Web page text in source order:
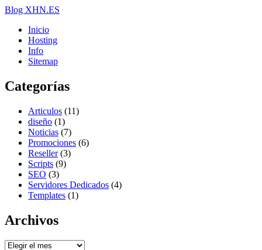
Blog XHN.ES
Inicio
Hosting
Info
Sitemap
Categorías
Articulos (11)
diseño (1)
Noticias (7)
Promociones (6)
Reseller(3)
Scripts (9)
SEO (3)
Servidores Dedicados (4)
Templates (1)
Archivos
Archivos